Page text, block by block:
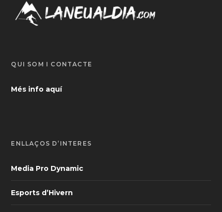
QUI SOM I CONTACTE
Més info aquí
ENLLAÇOS D’INTERÈS
Media Pro Dynamic
Esports d’Hivern